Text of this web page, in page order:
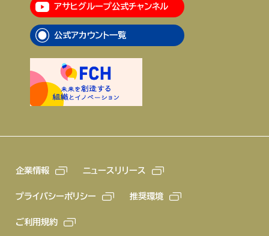
アサヒグループ公式チャンネル
公式アカウント一覧
企業情報 ニュースリリース
プライバシーポリシー 推奨環境
ご利用規約